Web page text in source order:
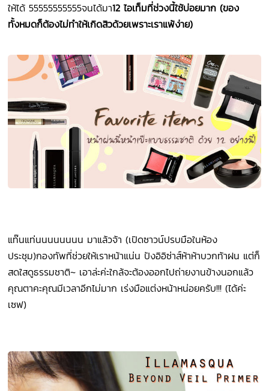
ให้ได้ 55555555555จนได้มา12 ไอเท็มที่ช่วงนี้ใช้บ่อยมาก (ของ
ทั้งหมดก็ต้องไม่ทำให้เกิดสิวด้วยเพราะเราแพ้ง่าย)
แท๊นแท่นนนนนนนน มาแล้วจ้า (เปิดซาวน์ปรบมือในห้อง
ประชุม)กองทัพที่ช่วยให้เราหน้าแน่น ปังอิอิซ่าส์ห้าห้าบวกท้าฝน แต่ก็
สดใสดูธรรมชาติ~ เอาล่ะค่ะใกล้จะต้องออกไปถ่ายงานข้างนอกแล้ว
คุณตาคะคุณมีเวลาอีกไม่มาก เร่งมือแต่งหน้าหน่อยครับ!!! (ได้ค่ะ
เซฟ)